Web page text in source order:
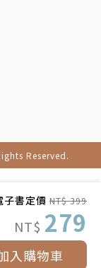
子書定價 NT$ 399
NT$ 279
入購物車
味兼具美感。
食精神，台式
的品質，其在
料理的美味傳
士的肯定。
，每道菜都有
真傳，給人思
蘭奢待
僅從日本進
之光的壽司聖
Reserved.